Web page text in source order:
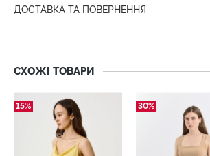
ДОСТАВКА ТА ПОВЕРНЕННЯ
СХОЖІ ТОВАРИ
15% 30%